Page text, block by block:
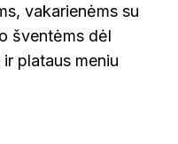
vakarienėms su
šventėms dėl
plataus meniu